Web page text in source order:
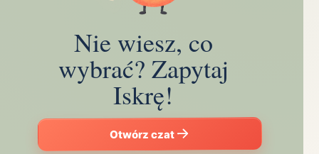
Nie wiesz, co
wybrać? Zapytaj
Iskrę!
Otwórz czat